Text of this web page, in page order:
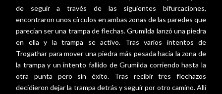
de seguir a través de las siguientes bifurcaciones,
encontraron unos círculos en ambas zonas de las paredes que
parecían ser una trampa de flechas. Grumilda lanzó una piedra
en ella y la trampa se activo. Tras varios intentos de
Trogathar para mover una piedra más pesada hacia la zona de
la trampa y un intento fallido de Grumilda corriendo hasta la
otra punta pero sin éxito. Tras recibir tres flechazos
decidieron dejar la trampa detrás y seguir por otro camino. Allí